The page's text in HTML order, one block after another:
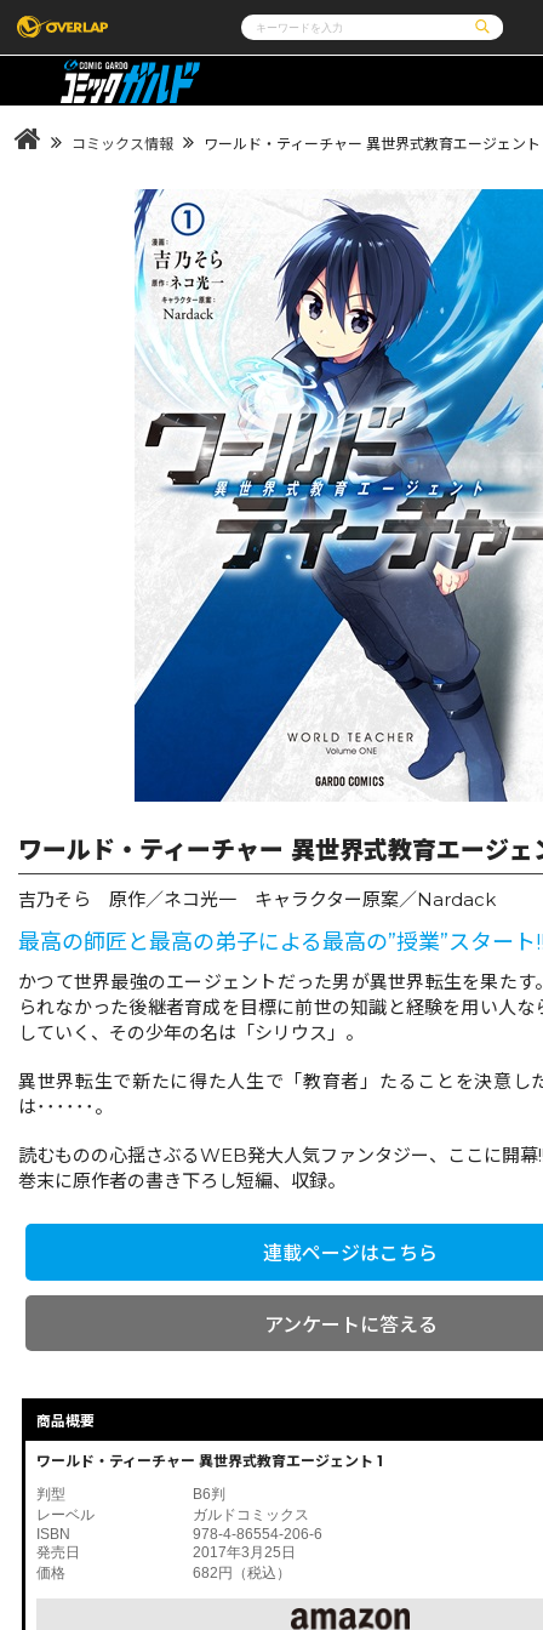
コミック
LiQulle
ライトノベル
ノベルスf
ポケットモンスター
アニメ
ゲーム
オーバーラップ広報室
企業
会社概要
採用情報
アクセス
オーバーラップホールディングス
お問い合わせ
オーバーラップ文庫 オーバーラップノベルス
オーバーラップノベルスf ロサージュノベルス
コミックガルド コミッククリエ
コミックパルフェ
コミックエッセイ
閉じる
コミックス情報 ワールド・ティーチャー 異世界式教育エージェント
ワールド・ティーチャー 異世界式教育エージェ
吉乃そら 原作／ネコ光一 キャラクター原案／Nardack
最高の師匠と最高の弟子による最高の”授業”スタート
かつて世界最強のエージェントだった男が異世界転生を果たす
られなかった後継者育成を目標に前世の知識と経験を用い人な
していく、その少年の名は「シリウス」。
異世界転生で新たに得た人生で「教育者」たることを決意し
は･･････。
読むものの心揺さぶるWEB発大人気ファンタジー、ここに開幕
巻末に原作者の書き下ろし短編、収録。
連載ページはこちら
アンケートに答える
商品概要
ワールド・ティーチャー 異世界式教育エージェント 1
判型
B6判
レーベル
ガルドコミックス
ISBN
978-4-86554-206-6
発売日
2017年3月25日
価格
682円（税込）